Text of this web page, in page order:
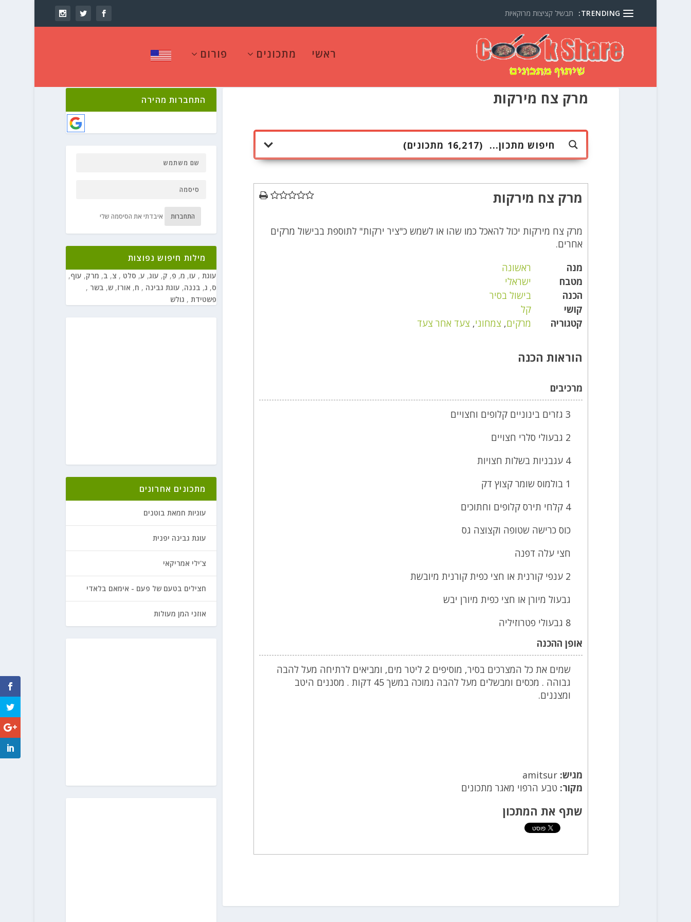
TRENDING: תבשיל קציצות מרוקאיות
ראשי מתכונים פורום
מרק צח מירקות
מרק צח מירקות
מרק צח מירקות יכול להאכל כמו שהו או לשמש כ"ציר ירקות" לתוספת בבישול מרקים
אחרים.
מנה
ראשונה
מטבח
ישראלי
הכנה
בישול בסיר
קושי
קל
קטגוריה
מרקים, צמחוני, צעד אחר צעד
הוראות הכנה
מרכיבים
‏4 עגבניות בשלות חצויות‏
‏4 קלחי תירס קלופים וחתוכים‏
כוס כרישה שטופה וקצוצה גס
חצי עלה דפנה
גבעול מיורן או חצי כפית מיורן יבש
אופן ההכנה
שמים את כל המצרכים בסיר, מוסיפים 2 ליטר מים, ומביאים לרתיחה מעל להבה
‏גבוהה . מכסים ומבשלים מעל להבה נמוכה במשך 45 דקות . מסננים היטב
‏ומצננים.‏
מגיש: amitsur
מקור: טבע הרפוי מאגר מתכונים
שתף את המתכון
התחברות מהירה
התחברות איבדתי את הסיסמה שלי
מילות חיפוש נפוצות
עוגת , עו, מ, פ, ק, עוג, ע, סלט , צ, ב, מרק, עוף,
ס, ג, בננה, עוגת גבינה , ח, אורז,ש, בשר ,
פשטידת , גולש
מתכונים אחרונים
עוגיות חמאת בוטנים
עוגת גבינה יפנית
צ'ילי אמריקאי
חצילים בטעם של פעם - אימאם בלאדי
אוזני המן מעולות